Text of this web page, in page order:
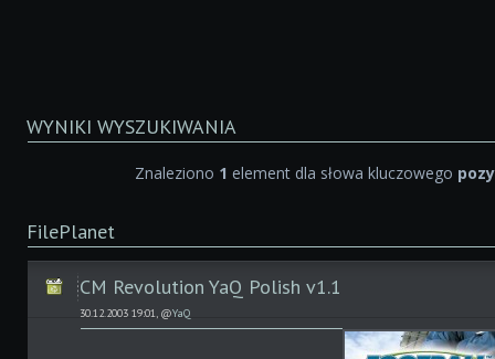
WYNIKI WYSZUKIWANIA
Znaleziono 1 element dla słowa kluczowego
FilePlanet
CM Revolution YaQ Polish v1.1
30.12.2003 19:01, @YaQ